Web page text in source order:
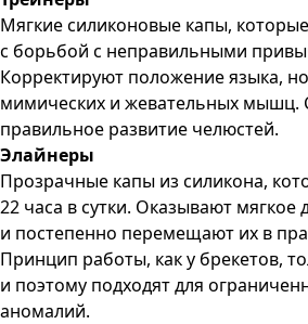
Мягкие силиконовые капы,
с борьбой с неправильными
Корректируют положение языка,
мимических и жевательных мышц.
правильное развитие челюстей.
Элайнеры
Прозрачные капы из силикона,
22 часа в сутки. Оказывают мягкое
и постепенно перемещают их в
Принцип работы, как у брекетов,
и поэтому подходят для
аномалий.